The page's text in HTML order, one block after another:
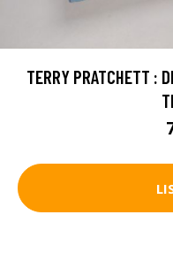
TERRY PRATCHETT :